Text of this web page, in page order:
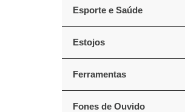
Esporte e Saúde
Estojos
Ferramentas
Fones de Ouvido